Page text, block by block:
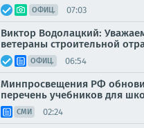
ОФИЦ. 07:03
Виктор Водолацкий:
ветераны строительной
ОФИЦ. 06:54
Минпросвещения РФ
перечень учебников для
СМИ 02:24